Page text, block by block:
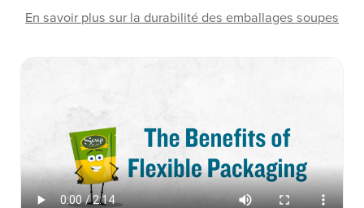
En savoir plus sur la durabilité des emballages soupes